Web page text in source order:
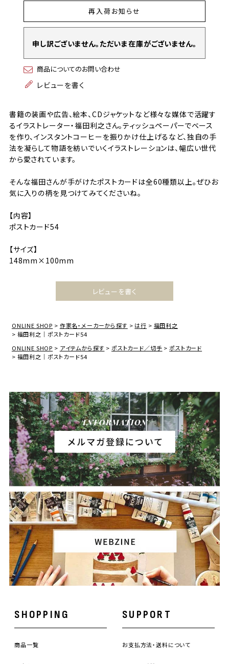
再入荷お知らせ
申し訳ございません。ただいま在庫がございません。
商品についてのお問い合わせ
レビューを書く
書籍の装画や広告、絵本、CDジャケットなど様々な媒体で活躍す
るイラストレーター・福田利之さん。ティッシュペーパーでベース
を作り、インスタントコーヒーを振りかけ仕上げるなど、独自の手
法を凝らして物語を紡いでいくイラストレーションは、幅広い世代
から愛されています。
そんな福田さんが手がけたポストカードは全60種類以上。ぜひお
気に入りの柄を見つけてみてくださいね。
【内容】
ポストカード54
【サイズ】
148mm×100mm
レビューを書く
ONLINE SHOP 作家名・メーカーから探す は行
福田利之
福田利之｜ポストカード54
ONLINE SHOP
アイテムから探す ポストカード／切手
ポストカード
福田利之｜ポストカード54
SHOPPING
商品一覧
SUPPORT
お支払方法・送料について